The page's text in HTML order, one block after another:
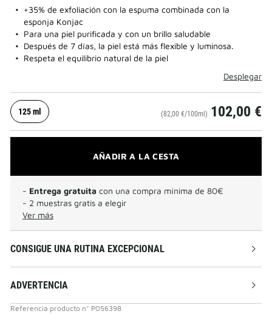
+35% de exfoliación con la espuma combinada con la
esponja Konjac
Para una piel purificada y con un brillo saludable
Después de 7 días, la piel está más flexible y luminosa.
Respeta el equilibrio natural de la piel
Desplegar
125 ml (82,00 €/100ml) 102,00 €
AÑADIR A LA CESTA
- Entrega gratuita con una compra mínima de 80€
- 2 muestras gratis a elegir
Ver más
CONSIGUE UNA RUTINA EXCEPCIONAL
ADVERTENCIA
Referencia producto n° P056398